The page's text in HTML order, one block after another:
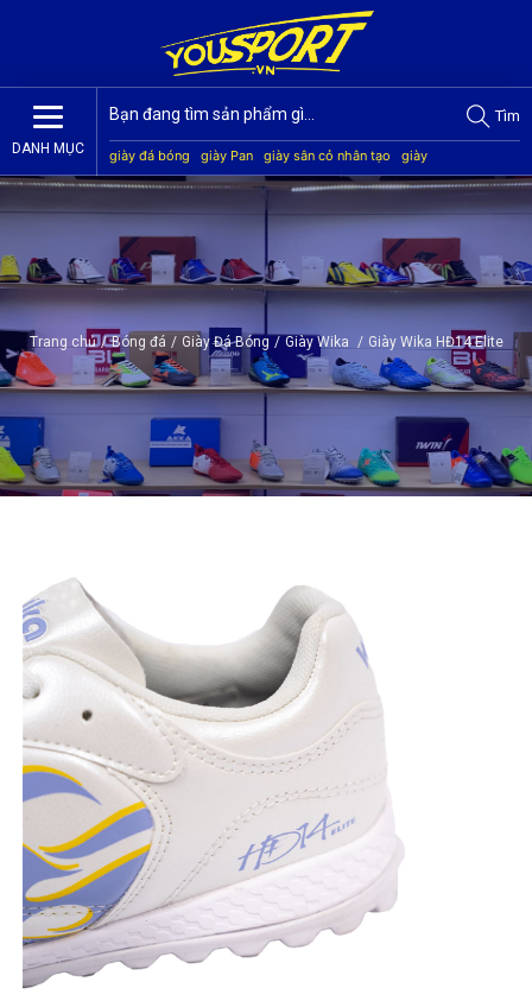
DANH MỤC
Tìm
giày đá bóng giày Pan giày sân cỏ nhân tạo
giày
Jogarbola
giày Mitre giày Akka quần áo bóng đá
giày
Trang chủ / Bóng đá / Giày Đá Bóng / Giày Wika / Giày Wika HĐ14 Elite